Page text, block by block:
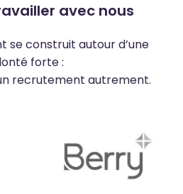
avec nous
se construit autour d’une
forte :
recrutement autrement.